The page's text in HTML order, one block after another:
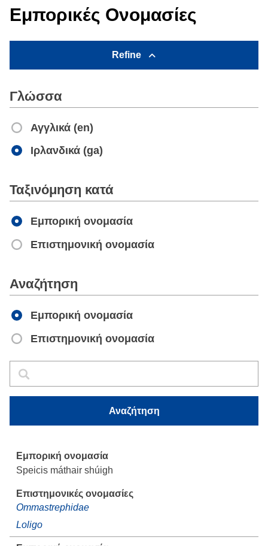
Εμπορικές Ονομασίες
Refine
Γλώσσα
Αγγλικά (en)
Ιρλανδικά (ga)
Ταξινόμηση κατά
Εμπορική ονομασία
Επιστημονική ονομασία
Αναζήτηση
Εμπορική ονομασία
Επιστημονική ονομασία
Αναζήτηση
Speicis máthair shúigh
Ommastrephidae
Loligo